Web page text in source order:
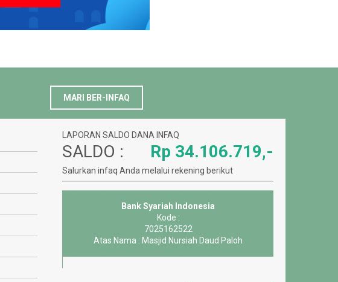
MARI BER-INFAQ
LAPORAN SALDO DANA INFAQ
SALDO : Rp 34.106.719,-
Salurkan infaq Anda melalui rekening berikut
Bank Syariah Indonesia
Kode :
7009331028
Atas Nama : UPZ BAZNAS MEDIA GROUP